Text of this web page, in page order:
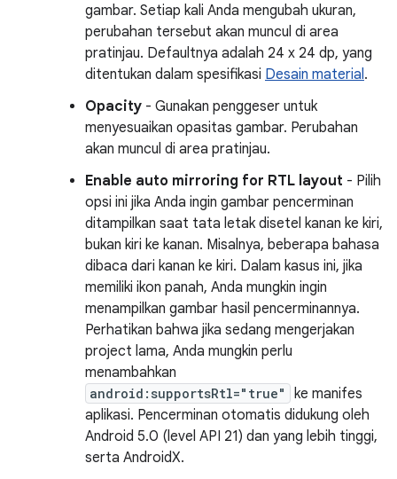
gambar. Setiap kali Anda mengubah ukuran,
perubahan tersebut akan muncul di area
pratinjau. Defaultnya adalah 24 x 24 dp, yang
ditentukan dalam spesifikasi Desain material.
Opacity - Gunakan penggeser untuk
menyesuaikan opasitas gambar. Perubahan
akan muncul di area pratinjau.
Enable auto mirroring for RTL layout - Pilih
opsi ini jika Anda ingin gambar pencerminan
ditampilkan saat tata letak disetel kanan ke kiri,
bukan kiri ke kanan. Misalnya, beberapa bahasa
dibaca dari kanan ke kiri. Dalam kasus ini, jika
memiliki ikon panah, Anda mungkin ingin
menampilkan gambar hasil pencerminannya.
Perhatikan bahwa jika sedang mengerjakan
project lama, Anda mungkin perlu
menambahkan
android:supportsRtl="true"
ke manifes
aplikasi. Pencerminan otomatis didukung oleh
Android 5.0 (level API 21) dan yang lebih tinggi,
serta AndroidX.